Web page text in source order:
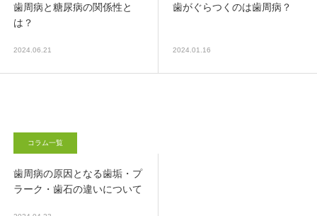
歯周病と糖尿病の関係性と
は？
2024.06.21
歯がぐらつくのは歯周病？
2024.01.16
コラム一覧
歯周病の原因となる歯垢・プ
ラーク・歯石の違いについて